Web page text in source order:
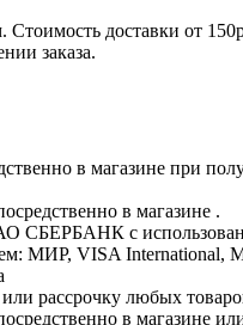
доставки от
заказа.
в магазине при
в магазине .
СБЕРБАНК с
МИР, VISA International,
рассрочку любых
в магазине